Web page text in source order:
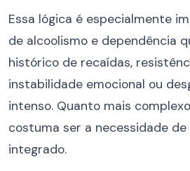
Essa lógica é especialmente
de alcoolismo e dependência
histórico de recaídas,
instabilidade emocional ou
intenso. Quanto mais
costuma ser a necessidade
integrado.